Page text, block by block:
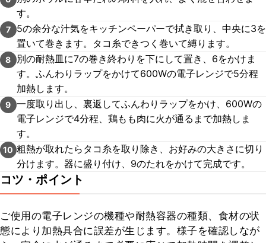
す。
7
5の余分な汁気をキッチンペーパーで拭き取り、中央に3を
置いて巻きます。タコ糸できつく巻いて縛ります。
8
別の耐熱皿に7の巻き終わりを下にして置き、6をかけま
す。ふんわりラップをかけて600Wの電子レンジで5分程
加熱します。
9 一度取り出し、裏返してふんわりラップをかけ、600Wの
電子レンジで4分程、鶏もも肉に火が通るまで加熱しま
す。
10 粗熱が取れたらタコ糸を取り除き、お好みの大きさに切り
分けます。器に盛り付け、9のたれをかけて完成です。
コツ・ポイント
ご使用の電子レンジの機種や耐熱容器の種類、食材の状
態により加熱具合に誤差が生じます。様子を確認しなが